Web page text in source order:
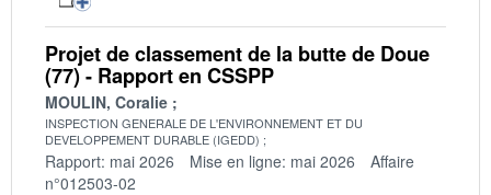
Projet de classement de la butte de Doue
(77) - Rapport en CSSPP
MOULIN, Coralie
INSPECTION GENERALE DE L'ENVIRONNEMENT ET DU
DEVELOPPEMENT DURABLE (IGEDD)
Rapport: mai 2026 Mise en ligne: mai 2026
Affaire
n°012503-02